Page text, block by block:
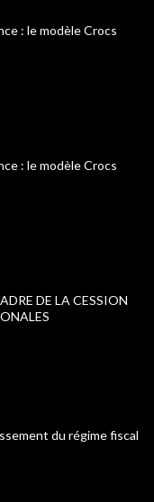
: le modèle Crocs
: le modèle Crocs
DE LA CESSION
du régime fiscal